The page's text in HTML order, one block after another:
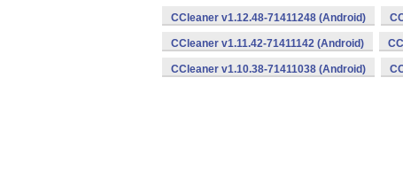
CCleaner v1.12.48-71411248 (Android)
CCleaner v1.11.42-71411142 (Android)
CCleaner v1.10.38-71411038 (Android)